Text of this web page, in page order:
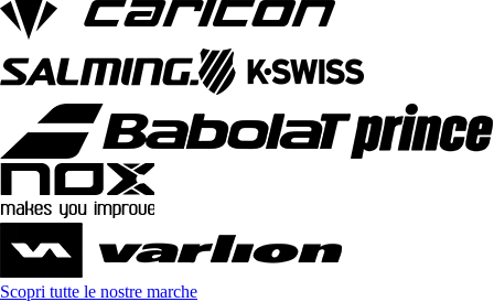
Scopri tutte le nostre marche